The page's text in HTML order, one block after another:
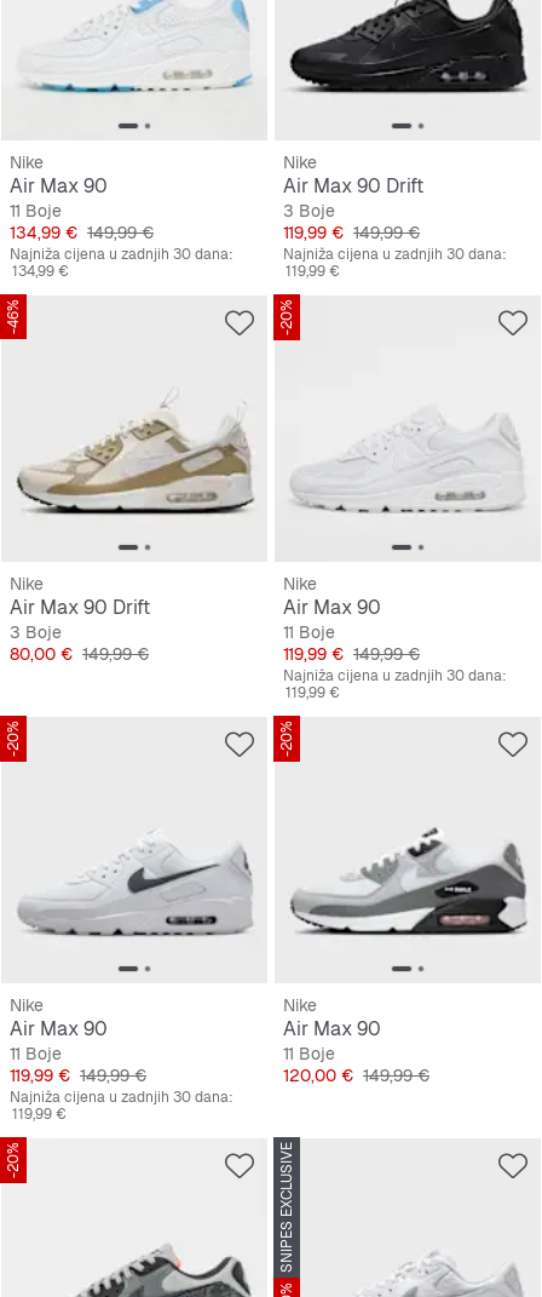
Nike
Air Max 90
11 Boje
Cijena
134,99 € Originalna cijena
149,99 €
Najniža cijena u zadnjih 30 dana:
134,99 €
Nike
Air Max 90 Drift
3 Boje
Cijena
119,99 € Originalna cijena
149,99 €
Najniža cijena u zadnjih 30 dana:
119,99 €
-46%
Nike
Air Max 90 Drift
3 Boje
Cijena
80,00 € Originalna cijena
149,99 €
-20%
Nike
Air Max 90
11 Boje
Cijena
119,99 € Originalna cijena
149,99 €
Najniža cijena u zadnjih 30 dana:
119,99 €
-20%
Nike
Air Max 90
11 Boje
Cijena
119,99 € Originalna cijena
149,99 €
Najniža cijena u zadnjih 30 dana:
119,99 €
-20%
Nike
Air Max 90
11 Boje
Cijena
120,00 € Originalna cijena
149,99 €
-20% SNIPES EXCLUSIVE